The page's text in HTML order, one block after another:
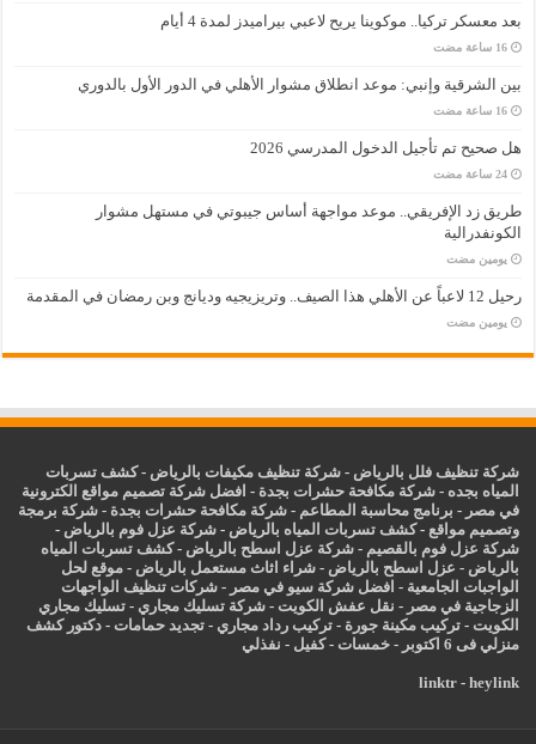
بعد معسكر تركيا.. موكوينا يريح لاعبي بيراميدز لمدة 4 أيام
‏16 ساعة مضت
بين الشرقية وإنبي: موعد انطلاق مشوار الأهلي في الدور الأول بالدوري
‏16 ساعة مضت
هل صحيح تم تأجيل الدخول المدرسي 2026
‏24 ساعة مضت
طريق زد الإفريقي.. موعد مواجهة أساس جيبوتي في مستهل مشوار
الكونفدرالية
‏يومين مضت
رحيل 12 لاعباً عن الأهلي هذا الصيف.. وتريزيجيه وديانج وبن رمضان في المقدمة
‏يومين مضت
شركة تنظيف فلل بالرياض -شركة تنظيف مكيفات بالرياض -كشف تسربات
المياه بجده -شركة مكافحة حشرات بجدة - افضل شركة تصميم مواقع الكترونية
في مصر - برنامج محاسبة المطاعم -شركة مكافحة حشرات بجدة -شركة برمجة
وتصميم مواقع -كشف تسربات المياه بالرياض -شركة عزل فوم بالرياض -
شركة عزل فوم بالقصيم -شركة عزل اسطح بالرياض -كشف تسربات المياه
بالرياض - عزل اسطح بالرياض -شراء اثاث مستعمل بالرياض - موقع لحل
الواجبات الجامعية - افضل شركة سيو في مصر -شركات تنظيف الواجهات
الزجاجية في مصر - نقل عفش الكويت -شركة تسليك مجاري -تسليك مجاري
الكويت -تركيب مكينة جورة -تركيب رداد مجاري -تجديد حمامات -دكتور كشف
منزلي فى 6 اكتوبر
-خمسات -كفيل - نفذلي
linktr- heylink